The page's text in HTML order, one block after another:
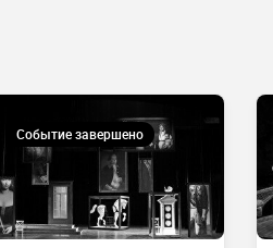
Событие завершено